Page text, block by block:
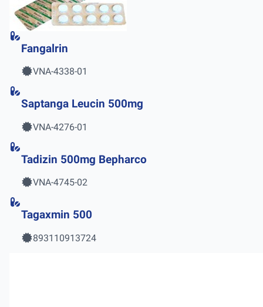
Fangalrin
VNA-4338-01
Saptanga Leucin 500mg
VNA-4276-01
Tadizin 500mg Bepharco
VNA-4745-02
Tagaxmin 500
893110913724